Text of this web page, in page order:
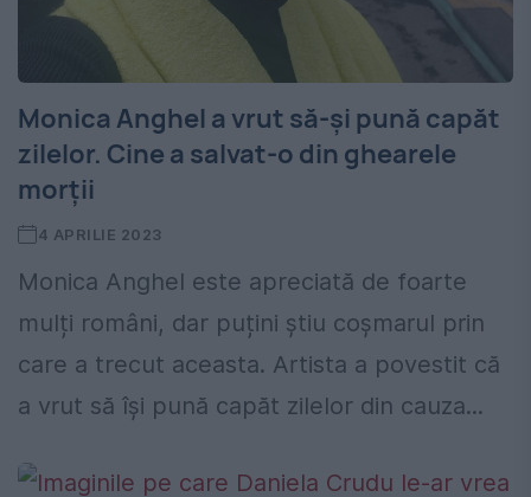
Monica Anghel a vrut să-și pună capăt
zilelor. Cine a salvat-o din ghearele
morții
4 APRILIE 2023
Monica Anghel este apreciată de foarte
mulți români, dar puțini știu coșmarul prin
care a trecut aceasta. Artista a povestit că
a vrut să își pună capăt zilelor din cauza...